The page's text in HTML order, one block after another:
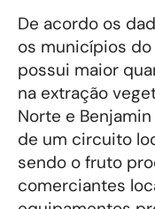
De acordo os
os municípios do
possui maior
na extração
Norte e
de um circuito
sendo o fruto
comerciantes